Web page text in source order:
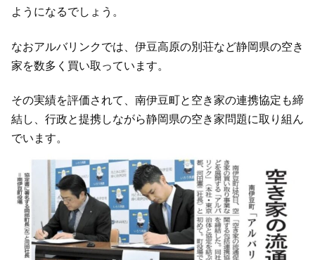
ようになるでしょう。
なおアルバリンクでは、伊豆高原の別荘など静岡県の空き
家を数多く買い取っています。
その実績を評価されて、南伊豆町と空き家の連携協定も締
結し、行政と提携しながら静岡県の空き家問題に取り組ん
でいます。